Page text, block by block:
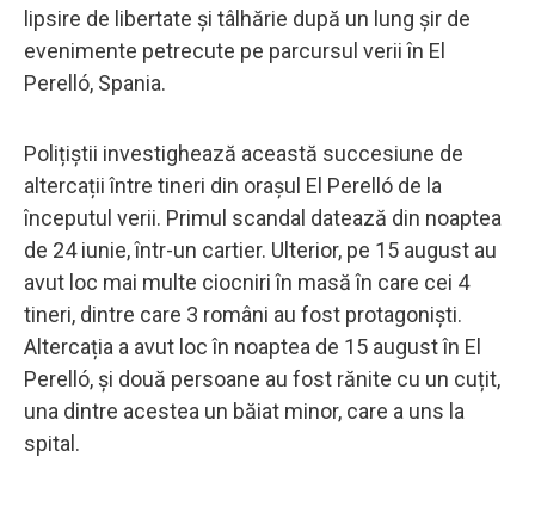
lipsire de libertate și tâlhărie după un lung șir de
evenimente petrecute pe parcursul verii în El
Perelló, Spania.
Polițiștii investighează această succesiune de
altercații între tineri din orașul El Perelló de la
începutul verii. Primul scandal datează din noaptea
de 24 iunie, într-un cartier. Ulterior, pe 15 august au
avut loc mai multe ciocniri în masă în care cei 4
tineri, dintre care 3 români au fost protagoniști.
Altercația a avut loc în noaptea de 15 august în El
Perelló, și două persoane au fost rănite cu un cuțit,
una dintre acestea un băiat minor, care a uns la
spital.